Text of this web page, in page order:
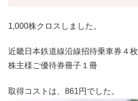
1,000株クロスしました。
近畿日本鉄道線沿線招待乗車券４枚
株主様ご優待券冊子１冊
取得コストは、861円でした。